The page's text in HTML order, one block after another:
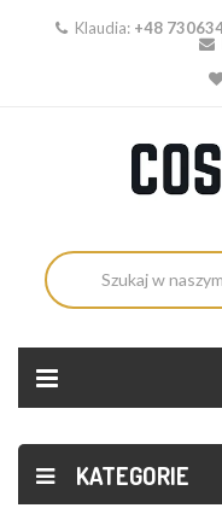
Klaudia: +48
KATEGORIE